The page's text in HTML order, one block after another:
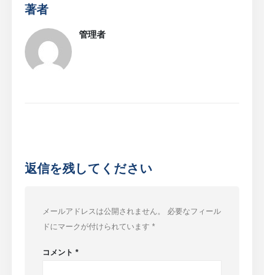
著者
管理者
返信を残してください
メールアドレスは公開されません。
必要なフィール
ドにマークが付けられています*
コメント*